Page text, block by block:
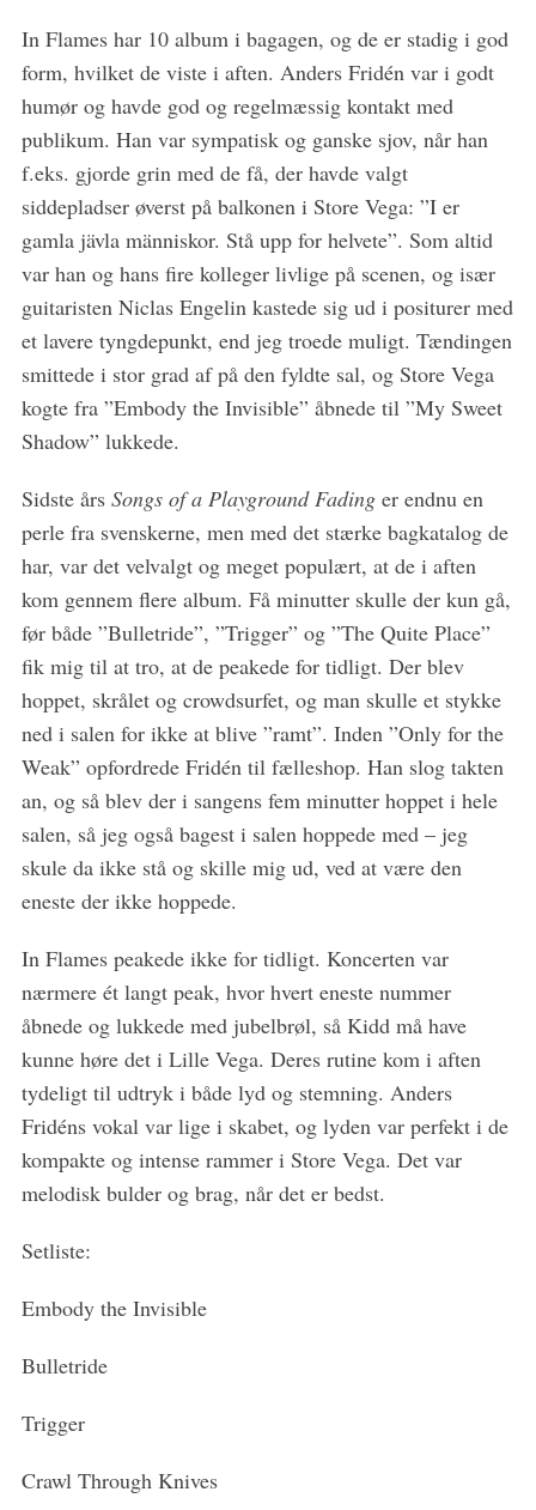
In Flames har 10 album i bagagen, og de er stadig i god
form, hvilket de viste i aften. Anders Fridén var i godt
humør og havde god og regelmæssig kontakt med
publikum. Han var sympatisk og ganske sjov, når han
f.eks. gjorde grin med de få, der havde valgt
siddepladser øverst på balkonen i Store Vega: ”I er
gamla jävla människor. Stå upp for helvete”. Som altid
var han og hans fire kolleger livlige på scenen, og især
guitaristen Niclas Engelin kastede sig ud i positurer med
et lavere tyngdepunkt, end jeg troede muligt. Tændingen
smittede i stor grad af på den fyldte sal, og Store Vega
kogte fra ”Embody the Invisible” åbnede til ”My Sweet
Shadow” lukkede.
Sidste års Songs of a Playground Fadinger endnu en
perle fra svenskerne, men med det stærke bagkatalog de
har, var det velvalgt og meget populært, at de i aften
kom gennem flere album. Få minutter skulle der kun gå,
før både ”Bulletride”, ”Trigger” og ”The Quite Place”
fik mig til at tro, at de peakede for tidligt. Der blev
hoppet, skrålet og crowdsurfet, og man skulle et stykke
ned i salen for ikke at blive ”ramt”. Inden ”Only for the
Weak” opfordrede Fridén til fælleshop. Han slog takten
an, og så blev der i sangens fem minutter hoppet i hele
salen, så jeg også bagest i salen hoppede med – jeg
skule da ikke stå og skille mig ud, ved at være den
eneste der ikke hoppede.
In Flames peakede ikke for tidligt. Koncerten var
nærmere ét langt peak, hvor hvert eneste nummer
åbnede og lukkede med jubelbrøl, så Kidd må have
kunne høre det i Lille Vega. Deres rutine kom i aften
tydeligt til udtryk i både lyd og stemning. Anders
Fridéns vokal var lige i skabet, og lyden var perfekt i de
kompakte og intense rammer i Store Vega. Det var
melodisk bulder og brag, når det er bedst.
Setliste:
Embody the Invisible
Bulletride
Trigger
Crawl Through Knives
e
a
c
h
o
r
: